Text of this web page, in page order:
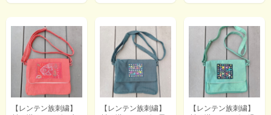
【レンテン族刺繍】
【レンテン族刺繍】
【レンテン族刺繍】